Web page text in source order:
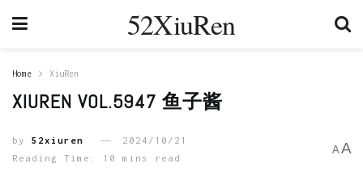
52XiuRen
Home XiuRen
XIUREN VOL.5947 鱼子酱
by 52xiuren
2024/10/21
Reading Time: 10 mins read
A A